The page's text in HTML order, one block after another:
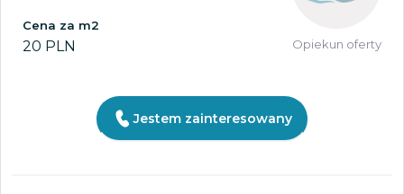
Cena za m2
20 PLN Opiekun oferty
Jestem zainteresowany